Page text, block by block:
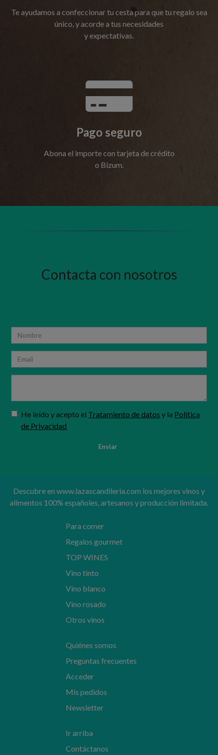
Te ayudamos a confeccionar tu cesta para que tu regalo sea
único, y acorde a tus necesidades
y expectativas.

Pago seguro
Abona el importe con tarjeta de crédito
o Bizum.
Contacta con nosotros
He leído y acepto el Tratamiento de datos y la Política
de Privacidad
Descubre en www.lazascandileria.com los mejores vinos y
alimentos 100% españoles, artesanos y producción limitada.
Para comer
Regalos gourmet
TOP WINES
Vino tinto
Vino blanco
Vino rosado
Otros vinos
Quiénes somos
Preguntas frecuentes
Acceder
Mis pedidos
Newsletter
Ir arriba
Contáctanos